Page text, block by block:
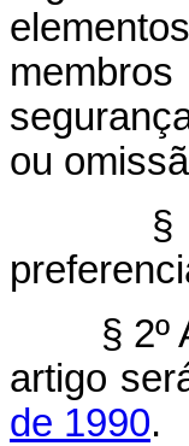
ou
§ 1º
§ 2º A
artigo
de 1990.